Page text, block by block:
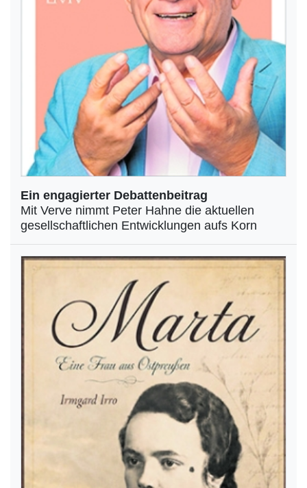
Ein engagierter Debattenbeitrag
Mit Verve nimmt Peter Hahne die aktuellen
gesellschaftlichen Entwicklungen aufs Korn